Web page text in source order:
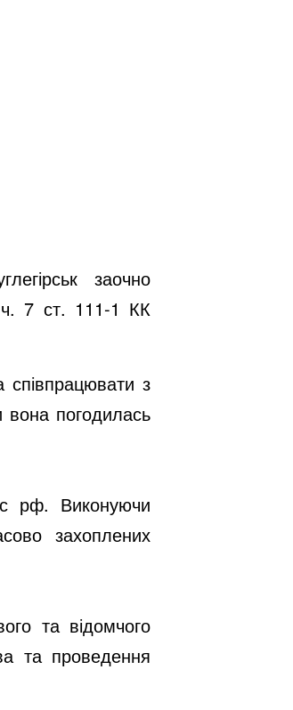
заочно
ч. 7 ст. 111-1 КК
з
вона погодилась
рф. Виконуючи
захоплених
та відомчого
та проведення